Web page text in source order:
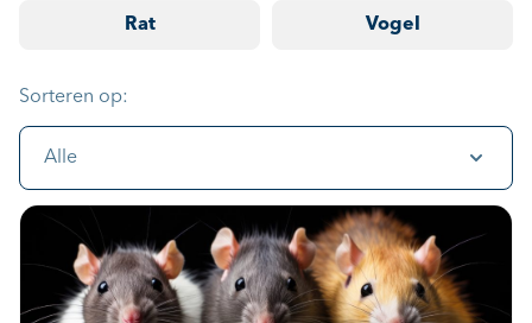
Rat Vogel
Sorteren op:
Alle